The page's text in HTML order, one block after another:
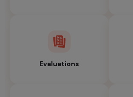
Evaluations